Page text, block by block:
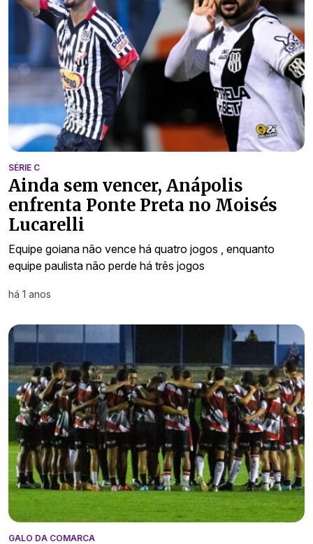
SÉRIE C
Ainda sem vencer, Anápolis
enfrenta Ponte Preta no Moisés
Lucarelli
Equipe goiana não vence há quatro jogos , enquanto
equipe paulista não perde há três jogos
há 1 anos
GALO DA COMARCA